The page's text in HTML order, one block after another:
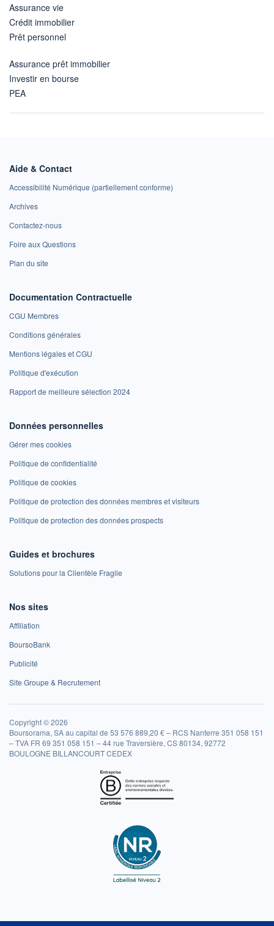
Assurance vie
Crédit immobilier
Prêt personnel
Assurance prêt immobilier
Investir en bourse
PEA
Aide & Contact
Accessibilité Numérique (partiellement conforme)
Archives
Contactez-nous
Foire aux Questions
Plan du site
Documentation Contractuelle
CGU Membres
Conditions générales
Mentions légales et CGU
Politique d'exécution
Rapport de meilleure sélection 2024
Données personnelles
Gérer mes cookies
Politique de confidentialité
Politique de cookies
Politique de protection des données membres et visiteurs
Politique de protection des données prospects
Guides et brochures
Solutions pour la Clientèle Fragile
Nos sites
Affiliation
BoursoBank
Publicité
Site Groupe & Recrutement
Copyright © 2026
Boursorama, SA au capital de 53 576 889,20 € – RCS Nanterre 351 058 151
– TVA FR 69 351 058 151 – 44 rue Traversière, CS 80134, 92772
BOULOGNE BILLANCOURT CEDEX